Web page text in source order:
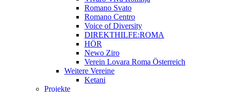
Romano Svato
Romano Centro
Voice of Diversity
DIREKTHILFE:ROMA
HÖR
Newo Ziro
Verein Lovara Roma Österreich
Weitere Vereine
Ketani
Projekte